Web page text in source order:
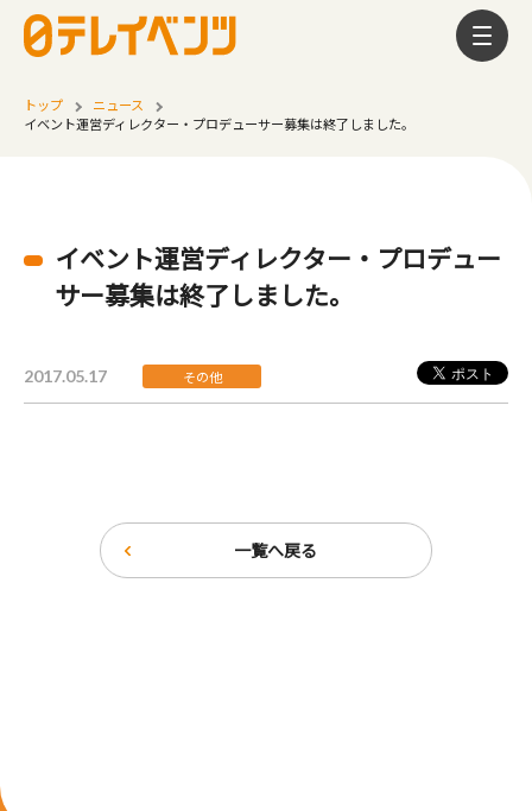
トップ
ニュース
イベント運営ディレクター・プロデューサー募集は終了しました。
イベント運営ディレクター・プロデュー
サー募集は終了しました。
2017.05.17 その他
一覧へ戻る